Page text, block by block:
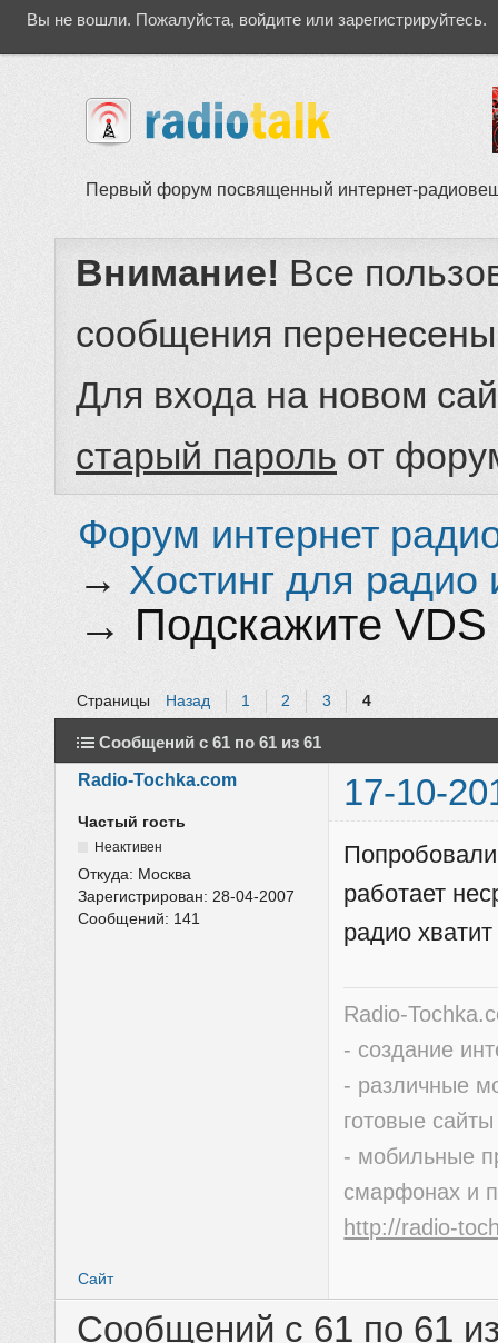
Вы не вошли. Пожалуйста, войдите или зарегистрируйтесь.
Первый форум посвященный интернет-
Внимание! Все
сообщения
Для входа на новом
старый пароль от
Форум интернет
→ Хостинг для радио
→ Подскажите VDS
Страницы Назад 1 2 3 4
Сообщений с 61 по 61 из 61
Radio-Tochka.com
17-10-
Частый гость
Неактивен
Откуда: Москва
Зарегистрирован:28-04-2007
Сообщений: 141
работает
радио
Radio-
- создание
- различные
готовые
- мобильные
смарфонах и
http://radio-
Сайт
Сообщений с 61 по 61